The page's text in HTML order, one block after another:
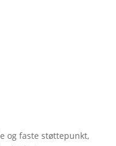
og faste støttepunkt,